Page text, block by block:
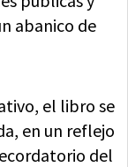
abanico de
el libro se
en un reflejo
del